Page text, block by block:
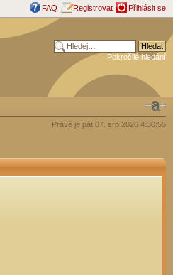
FAQ Registrovat Přihlásit se
Pokročilé hledání
Právě je pát 07. srp 2026 4:30:55